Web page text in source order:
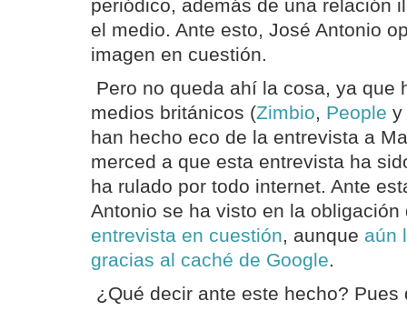
periódico, además de una relación
el medio. Ante esto, José Antonio
imagen en cuestión.
Pero no queda ahí la cosa, ya que
medios británicos (Zimbio, People y
han hecho eco de la entrevista a
merced a que esta entrevista ha
ha rulado por todo internet. Ante
Antonio se ha visto en la
entrevista en cuestión, aunque aún
gracias al caché de Google.
¿Qué decir ante este hecho? Pues